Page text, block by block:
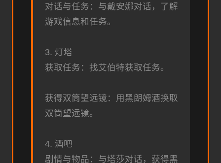
对话与任务：与戴安娜对话，了解
游戏信息和任务。
3. 灯塔
获取任务：找艾伯特获取任务。
获得双筒望远镜：用黑朗姆酒换取
双筒望远镜。
4. 酒吧
剧情与物品：与塔莎对话，获得黑